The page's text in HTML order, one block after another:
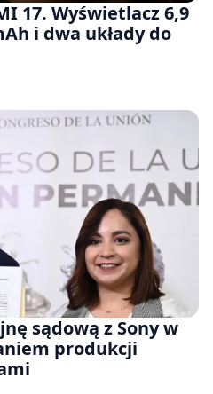
17. Wyświetlacz 6,9
i dwa układy do
sądową z Sony w
produkcji